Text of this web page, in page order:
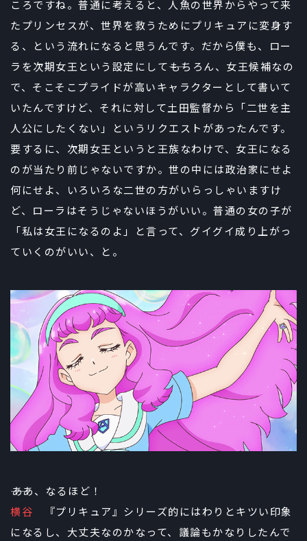
ころですね。普通に考えると、人魚の世界からやって来
たプリンセスが、世界を救うためにプリキュアに変身す
る、という流れになると思うんです。だから僕も、ロー
ラを次期女王という設定にして――もちろん、女王候補なの
で、そこそこプライドが高いキャラクターとして書いて
いたんですけど、それに対して土田監督から「二世を主
人公にしたくない」というリクエストがあったんです。
要するに、次期女王というと王族なわけで、女王になる
のが当たり前じゃないですか。世の中には政治家にせよ
何にせよ、いろいろな二世の方がいらっしゃいますけ
ど、ローラはそうじゃないほうがいい。普通の女の子が
「私は女王になるのよ」と言って、グイグイ成り上がっ
ていくのがいい、と。
――ああ、なるほど！
横谷 『プリキュア』シリーズ的にはわりとキツい印象
になるし、大丈夫なのかなって、議論もかなりしたんで